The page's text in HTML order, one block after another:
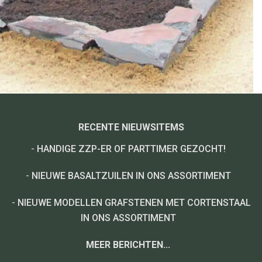
RECENTE NIEUWSITEMS
- HANDIGE ZZP-ER OF PARTTIMER GEZOCHT!
- NIEUWE BASALTZUILEN IN ONS ASSORTIMENT
- NIEUWE MODELLEN GRAFSTENEN MET CORTENSTAAL
IN ONS ASSORTIMENT
MEER BERICHTEN...